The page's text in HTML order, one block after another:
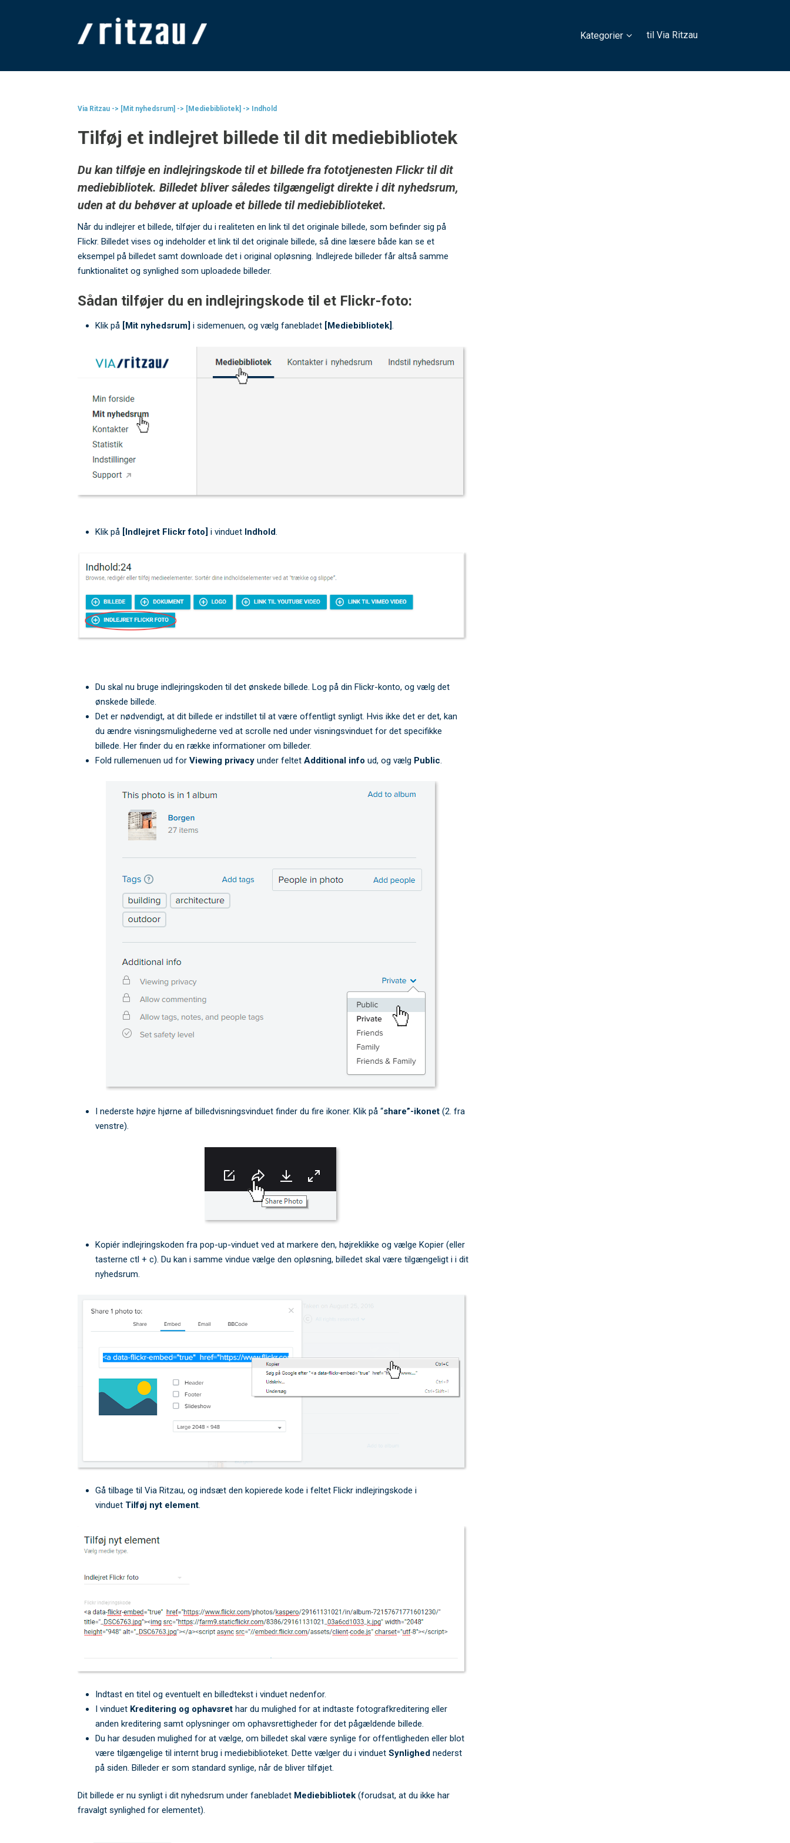
Kategorier til Via Ritzau
Via Ritzau -> [Mit nyhedsrum] -> [Mediebibliotek] -> Indhold
Tilføj et indlejret billede til dit mediebibliotek
Du kan tilføje en indlejringskode til et billede fra fototjenesten Flickr til dit
mediebibliotek. Billedet bliver således tilgængeligt direkte i dit nyhedsrum,
uden at du behøver at uploade et billede til mediebiblioteket.
Når du indlejrer et billede, tilføjer du i realiteten en link til det originale billede, som befinder sig på
Flickr. Billedet vises og indeholder et link til det originale billede, så dine læsere både kan se et
eksempel på billedet samt downloade det i original opløsning. Indlejrede billeder får altså samme
funktionalitet og synlighed som uploadede billeder.
Sådan tilføjer du en indlejringskode til et Flickr-foto:
Klik på [Mit nyhedsrum] i sidemenuen, og vælg fanebladet [Mediebibliotek].
Klik på [Indlejret Flickr foto] i vinduet Indhold
Du skal nu bruge indlejringskoden til det ønskede billede. Log på din Flickr-konto, og vælg det
ønskede billede.
Det er nødvendigt, at dit billede er indstillet til at være offentligt synligt. Hvis ikke det er det, kan
du ændre visningsmulighederne ved at scrolle ned under visningsvinduet for det specifikke
billede. Her finder du en række informationer om billeder.
Fold rullemenuen ud for Viewing privacy under feltet Additional info ud, og vælg Public
I nederste højre hjørne af billedvisningsvinduet finder du fire ikoner. Klik på “share”-ikonet (2. fra
venstre).
Kopiér indlejringskoden fra pop-up-vinduet ved at markere den, højreklikke og vælge Kopier (eller
tasterne ctl + c). Du kan i samme vindue vælge den opløsning, billedet skal være tilgængeligt i i dit
nyhedsrum.
Gå tilbage til Via Ritzau, og indsæt den kopierede kode i feltet Flickr indlejringskode i
vinduet Tilføj nyt element.
Indtast en titel og eventuelt en billedtekst i vinduet nedenfor.
I vinduet Kreditering og ophavsret har du mulighed for at indtaste fotografkreditering eller
anden kreditering samt oplysninger om ophavsrettigheder for det pågældende billede.
Du har desuden mulighed for at vælge, om billedet skal være synlige for offentligheden eller blot
være tilgængelige til internt brug i mediebiblioteket. Dette vælger du i vinduet Synlighed nederst
på siden. Billeder er som standard synlige, når de bliver tilføjet.
Dit billede er nu synligt i dit nyhedsrum under fanebladet Mediebibliotek (forudsat, at du ikke har
fravalgt synlighed for elementet).